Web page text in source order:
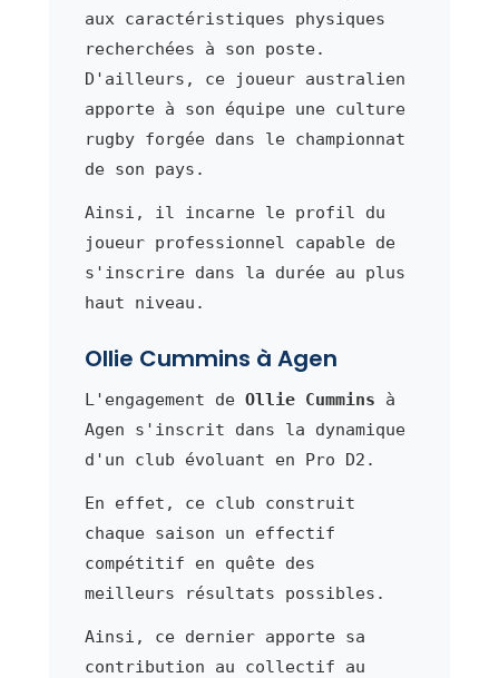
aux caractéristiques physiques
recherchées à son poste.
D'ailleurs, ce joueur australien
apporte à son équipe une culture
rugby forgée dans le championnat
de son pays.
Ainsi, il incarne le profil du
joueur professionnel capable de
s'inscrire dans la durée au plus
haut niveau.
Ollie Cummins à Agen
L'engagement de Ollie Cummins à
Agen s'inscrit dans la dynamique
d'un club évoluant en Pro D2.
En effet, ce club construit
chaque saison un effectif
compétitif en quête des
meilleurs résultats possibles.
Ainsi, ce dernier apporte sa
contribution au collectif au